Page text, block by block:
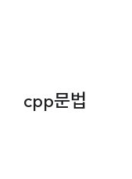
cpp문법